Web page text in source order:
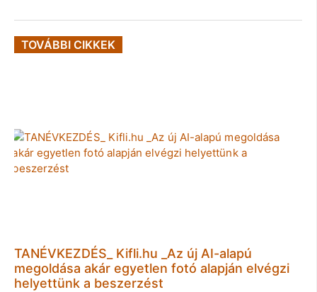
TOVÁBBI CIKKEK
TANÉVKEZDÉS_ Kifli.hu _Az új AI-alapú
megoldása akár egyetlen fotó alapján elvégzi
helyettünk a beszerzést